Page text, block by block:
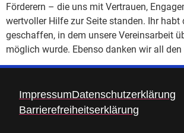
Förderern – die uns mit Vertrauen,
wertvoller Hilfe zur Seite standen. Ihr habt
geschaffen, in dem unsere Vereinsarbeit
möglich wurde. Ebenso danken wir all
ImpressumDatenschutzerklärung
Barrierefreiheitserklärung